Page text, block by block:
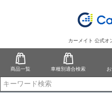
カーメイト 公式オ
商品一覧 車種別適合検索